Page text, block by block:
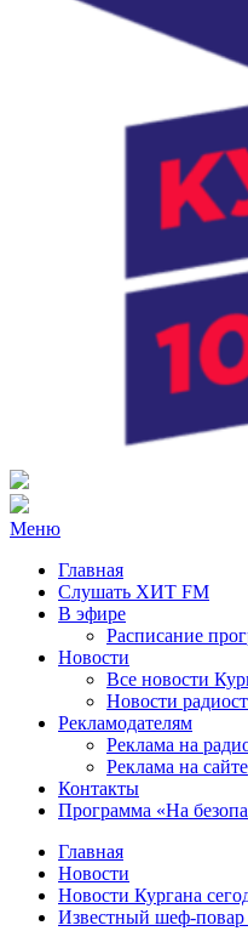
Радио ХИТ FM Курган
103.2 FM
Меню
Главная
Слушать ХИТ FM
В эфире
Расписание
Новости
Все новости
Новости
Рекламодателям
Реклама на
Реклама на сайте
Контакты
Программа «На
Главная
Новости
Новости Кургана
Известный шеф-повар